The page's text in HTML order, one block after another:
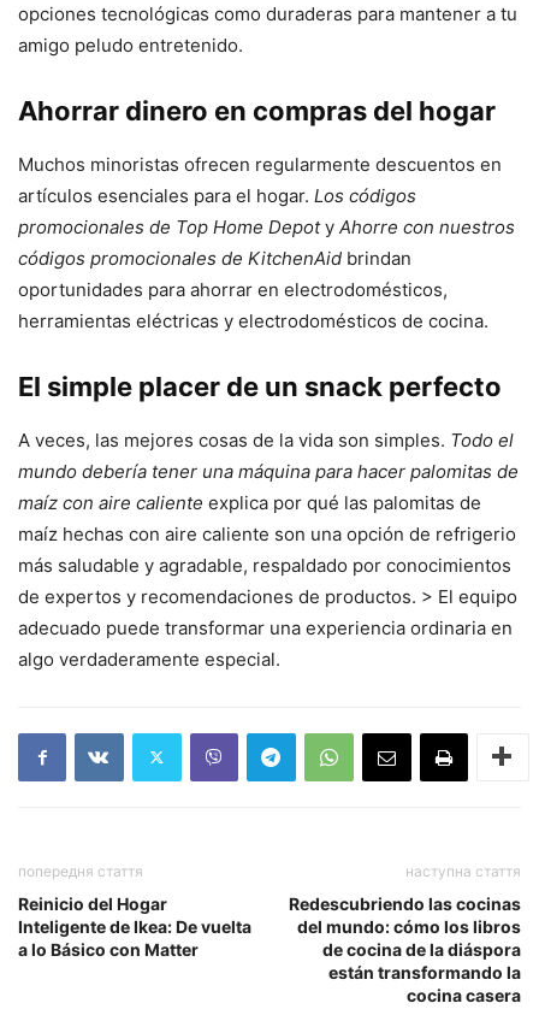
opciones tecnológicas como duraderas para mantener a tu
amigo peludo entretenido.
Ahorrar dinero en compras del hogar
Muchos minoristas ofrecen regularmente descuentos en
artículos esenciales para el hogar. Los códigos
promocionales de Top Home Depoty Ahorre con nuestros
códigos promocionales de KitchenAid brindan
oportunidades para ahorrar en electrodomésticos,
herramientas eléctricas y electrodomésticos de cocina.
El simple placer de un snack perfecto
A veces, las mejores cosas de la vida son simples. Todo el
mundo debería tener una máquina para hacer palomitas de
maíz con aire caliente explica por qué las palomitas de
maíz hechas con aire caliente son una opción de refrigerio
más saludable y agradable, respaldado por conocimientos
de expertos y recomendaciones de productos. > El equipo
adecuado puede transformar una experiencia ordinaria en
algo verdaderamente especial.
попередня стаття
Reinicio del Hogar
Inteligente de Ikea: De vuelta
a lo Básico con Matter
наступна стаття
Redescubriendo las cocinas
del mundo: cómo los libros
de cocina de la diáspora
están transformando la
cocina casera